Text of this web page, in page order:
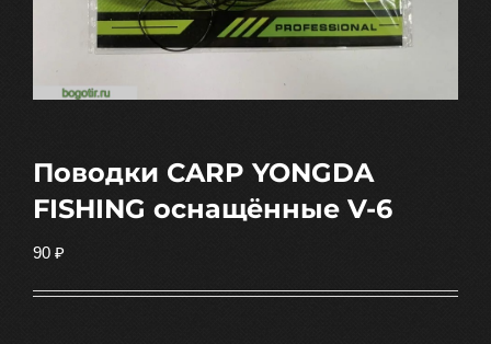
Поводки CARP YONGDA
FISHING оснащённые V-6
90 ₽